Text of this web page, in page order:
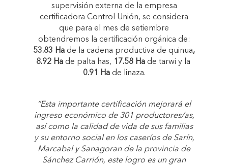
supervisión externa de la empresa
certificadora Control Unión, se considera
que para el mes de setiembre
obtendremos la certificación orgánica de:
53.83 Ha de la cadena productiva de quinua,
8.92 Hade palta has, 17.58 Hade tarwi y la
0.91 Hade linaza.
“Esta importante certificación mejorará el
ingreso económico de 301 productores/as,
así como la calidad de vida de sus familias
y su entorno social en los caseríos de Sarín,
Marcabal y Sanagoran de la provincia de
Sánchez Carrión, este logro es un gran